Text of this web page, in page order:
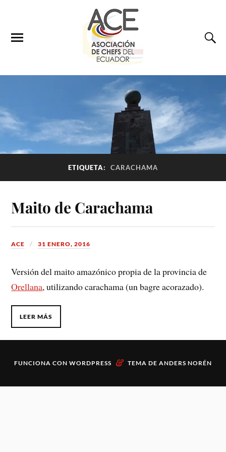
ETIQUETA: CARACHAMA
Maito de Carachama
ACE 31 ENERO, 2016
Versión del maito amazónico propia de la provincia de
Orellana, utilizando carachama (un bagre acorazado).
LEER MÁS
FUNCIONA CON WORDPRESS & TEMA DE ANDERS NORÉN